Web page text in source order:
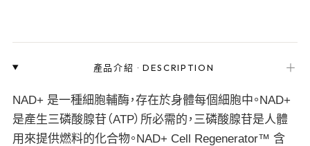
產品介紹 ·DESCRIPTION ＋
NAD+ 是一種細胞輔酶，存在於身體每個細胞中。NAD+
是產生三磷酸腺苷（ATP）所必需的，三磷酸腺苷是人體
用來提供燃料的化合物。NAD+ Cell Regenerator™ 含